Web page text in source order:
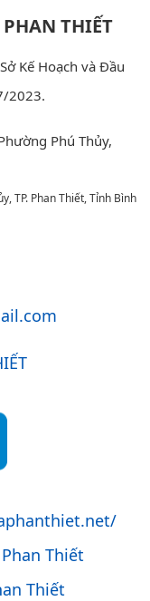
THIẾT
Kế Hoạch và Đầu
2023.
Phú Thủy,
TP. Phan Thiết, Tỉnh Bình
Thiết
Thiết